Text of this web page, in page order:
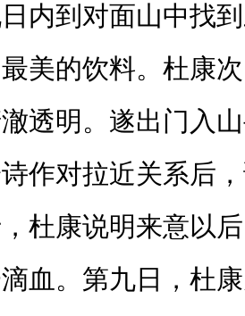
内到对面山中找
美的饮料。杜康
透明。遂出门入
作对拉近关系后
杜康说明来意以
血。第九日，杜